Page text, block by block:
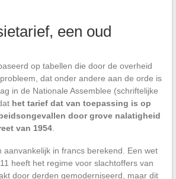
een oud
op tabellen die door de overheid
dat onder andere aan de orde is
in de Nationale Assemblee (schriftelijke
het tarief dat van toepassing is op
door grove nalatigheid
van 1954.
aanvankelijk in francs berekend. Een wet
heeft het regime voor slachtoffers van
door derden gemoderniseerd, maar dit